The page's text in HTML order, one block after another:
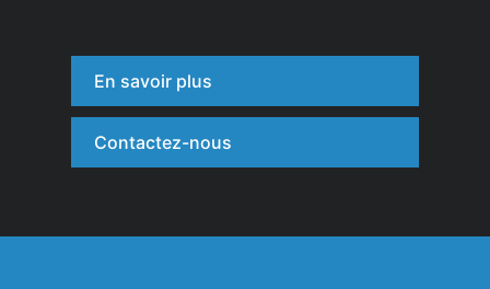
En savoir plus
Contactez-nous